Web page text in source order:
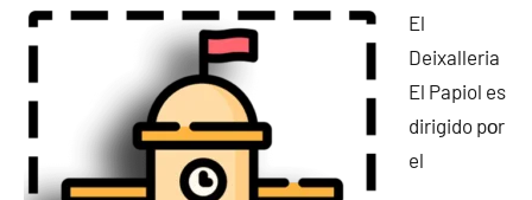
El
Deixalleria
El Papiol es
dirigido pοr
el